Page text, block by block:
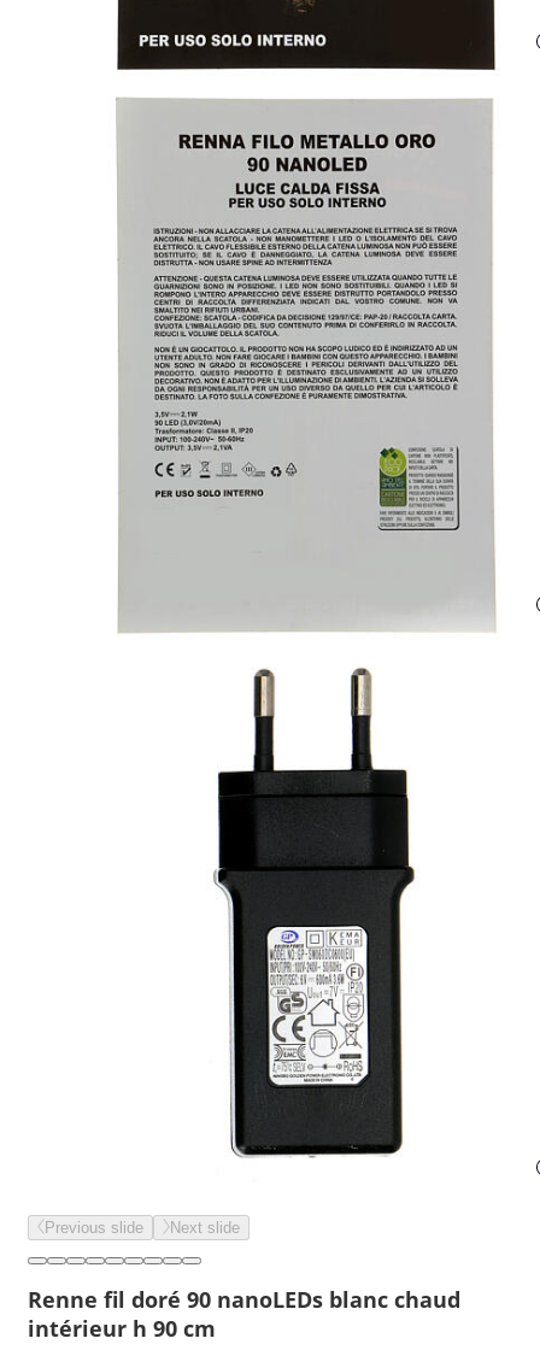
Previous slide Next slide
Renne fil doré 90 nanoLEDs blanc chaud
intérieur h 90 cm